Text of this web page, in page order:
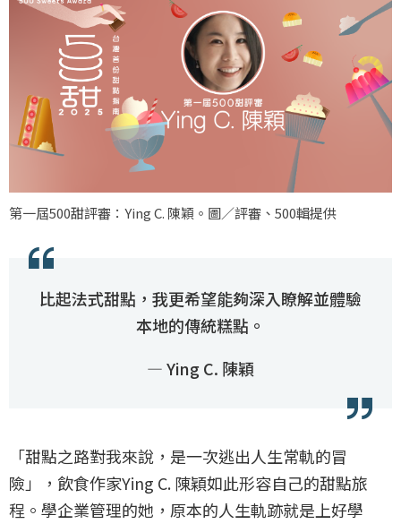
第一屆500甜評審：Ying C. 陳穎。圖／評審、500輯提供
比起法式甜點，我更希望能夠深入瞭解並體驗
本地的傳統糕點。
— Ying C. 陳穎
「甜點之路對我來說，是一次逃出人生常軌的冒
險」，飲食作家Ying C. 陳穎如此形容自己的甜點旅
程。學企業管理的她，原本的人生軌跡就是上好學